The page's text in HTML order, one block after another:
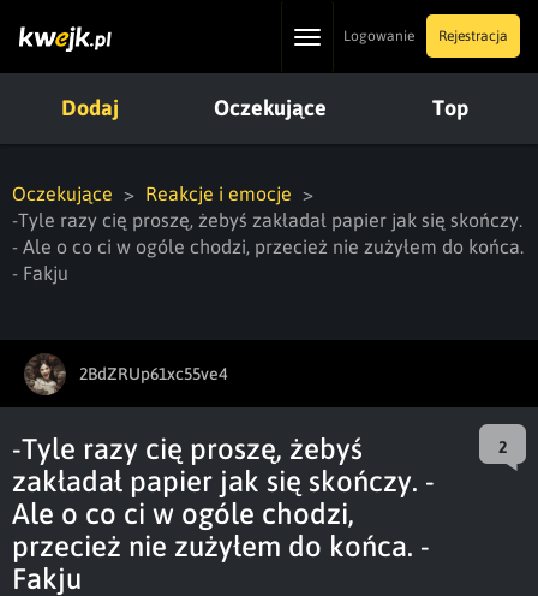
ToggleLogowanie Rejestracja
Dodaj Oczekujące Top
Oczekujące
Reakcje i emocje
-Tyle razy cię proszę, żebyś zakładał papier jak się skończy.
- Ale o co ci w ogóle chodzi, przecież nie zużyłem do końca.
- Fakju
2BdZRUp61xc55ve4
-Tyle razy cię proszę, żebyś
zakładał papier jak się skończy. -
Ale o co ci w ogóle chodzi,
przecież nie zużyłem do końca. -
Fakju
2